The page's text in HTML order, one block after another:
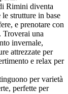
Rimini diventa
strutture in base
e prenotare con
Troverai una
invernale,
attrezzate per
e relax per
per varietà
perfette per